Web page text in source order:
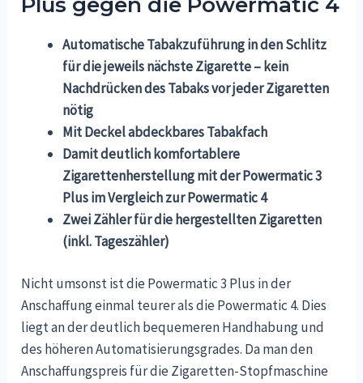
Automatische Tabakzuführung in den Schlitz
für die jeweils nächste Zigarette – kein
Nachdrücken des Tabaks vor jeder Zigaretten
nötig
Mit Deckel abdeckbares Tabakfach
Damit deutlich komfortablere
Zigarettenherstellung mit der Powermatic 3
Plus im Vergleich zur Powermatic 4
Zwei Zähler für die hergestellten Zigaretten
(inkl. Tageszähler)
Nicht umsonst ist die Powermatic 3 Plus in der
Anschaffung einmal teurer als die Powermatic 4. Dies
liegt an der deutlich bequemeren Handhabung und
des höheren Automatisierungsgrades. Da man den
Anschaffungspreis für die Zigaretten-Stopfmaschine